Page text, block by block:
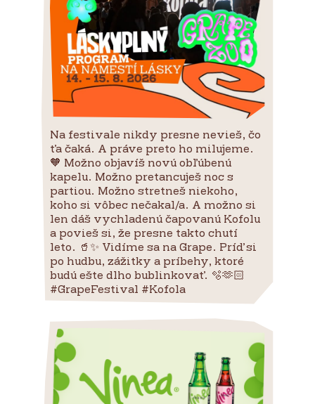
Na festivale nikdy presne nevieš, čo
ťa čaká. A práve preto ho milujeme.
🧡 Možno objavíš novú obľúbenú
kapelu. Možno pretancuješ noc s
partiou. Možno stretneš niekoho,
koho si vôbec nečakal/a. A možno si
len dáš vychladenú čapovanú Kofolu
a povieš si, že presne takto chutí
leto. 🥤✨ Vidíme sa na Grape. Príď si
po hudbu, zážitky a príbehy, ktoré
budú ešte dlho bublinkovať. 🫧🫶🏻
#GrapeFestival #Kofola